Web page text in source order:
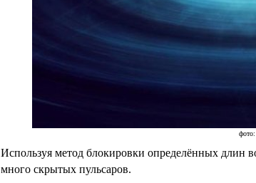
Используя метод блокировки определённых длин
много скрытых пульсаров.